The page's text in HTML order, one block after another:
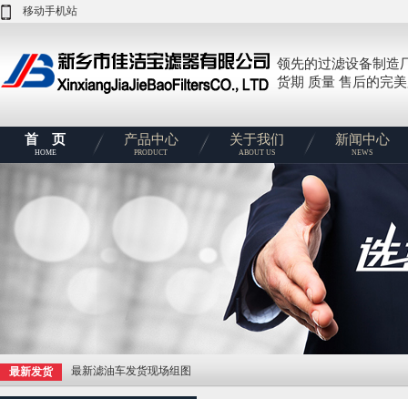
移动手机站
领先的过滤设备制造
货期 质量 售后的完
首 页
HOME
产品中心
PRODUCT
关于我们
ABOUT US
新闻中心
NEWS
最新发货 最新滤油车发货现场组图